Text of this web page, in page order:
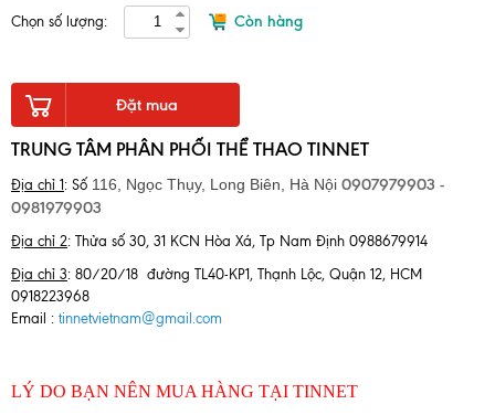
Chọn số lượng: Còn hàng
Đặt mua
TRUNG TÂM PHÂN PHỐI THỂ THAO TINNET
Địa chỉ 1 : Số 116, Ngọc Thụy, Long Biên, Hà Nội 0907979903 -
0981979903
Địa chỉ 2: Thửa số 30, 31 KCN Hòa Xá, Tp Nam Định 0988679914
Địa chỉ 3: 80/20/18 đường TL40-KP1, Thạnh Lộc, Quận 12, HCM
0918223968
Email : tinnetvietnam@gmail.com
LÝ DO BẠN NÊN MUA HÀNG TẠI TINNET